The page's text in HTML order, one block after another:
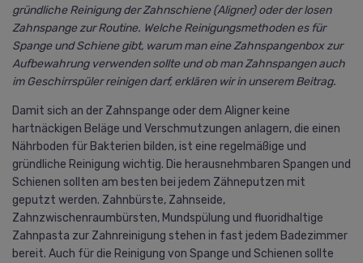
gründliche Reinigung der Zahnschiene (Aligner) oder der losen
Zahnspange zur Routine. Welche Reinigungsmethoden es für
Spange und Schiene gibt, warum man eine Zahnspangenbox zur
Aufbewahrung verwenden sollte und ob man Zahnspangen auch
im Geschirrspüler reinigen darf, erklären wir in unserem Beitrag.
Damit sich an der Zahnspange oder dem Aligner keine
hartnäckigen Beläge und Verschmutzungen anlagern, die einen
Nährboden für Bakterien bilden, ist eine regelmäßige und
gründliche Reinigung wichtig. Die herausnehmbaren Spangen und
Schienen sollten am besten bei jedem Zähneputzen mit
geputzt werden. Zahnbürste, Zahnseide,
Zahnzwischenraumbürsten, Mundspülung und fluoridhaltige
Zahnpasta zur Zahnreinigung stehen in fast jedem Badezimmer
bereit. Auch für die Reinigung von Spange und Schienen sollte